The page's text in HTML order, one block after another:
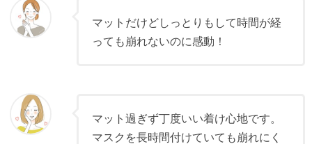
マットだけどしっとりもして時間が経
っても崩れないのに感動！
マット過ぎず丁度いい着け心地です。
マスクを長時間付けていても崩れにく